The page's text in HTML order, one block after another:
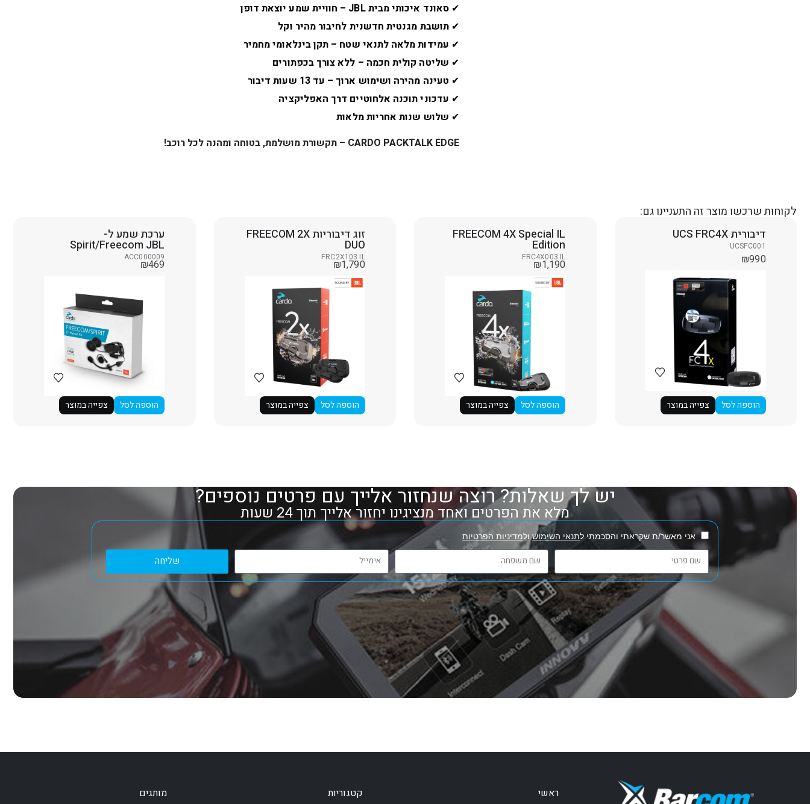
✔סאונד איכותי מבית JBL – חוויית שמע יוצאת דופן
✔תושבת מגנטית חדשנית לחיבור מהיר וקל
✔ עמידות מלאה לתנאי שטח – תקן בינלאומי מחמיר
✔ שליטה קולית חכמה – ללא צורך בכפתורים
✔ טעינה מהירה ושימוש ארוך – עד 13 שעות דיבור
✔ עדכוני תוכנה אלחוטיים דרך האפליקציה
✔ שלוש שנות אחריות מלאות
CARDO PACKTALK EDGE – תקשורת מושלמת, בטוחה ומהנה לכל רוכב!
לקוחות שרכשו מוצר זה התעניינו גם:
דיבורית UCS FRC4X
UCSFC001
₪990
הוספה לסל צפייה במוצר
FREECOM 4X Special IL
Edition
FRC4X003 IL
₪1,190
הוספה לסל צפייה במוצר
זוג דיבוריות FREECOM 2X
DUO
FRC2X103 IL
₪1,790
הוספה לסל צפייה במוצר
ערכת שמע ל-
Spirit/Freecom JBL
ACC000009
₪469
הוספה לסל צפייה במוצר
יש לך שאלות? רוצה שנחזור אלייך עם פרטים נוספים?
מלא את הפרטים ואחד מנציגינו יחזור אלייך תוך 24 שעות
אני מאשר/ת שקראתי והסכמתי לתנאי השימושולמדיניות הפרטיות
שליחה
ראשי קטגוריות מותגים